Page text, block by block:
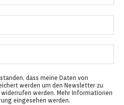
dass meine Daten von
werden um den Newsletter zu
werden. Mehr Informationen
eingesehen werden.